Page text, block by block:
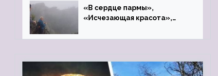
«В сердце пармы»,
«Исчезающая красота»,